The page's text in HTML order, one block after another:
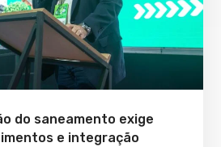
do saneamento exige
e integração